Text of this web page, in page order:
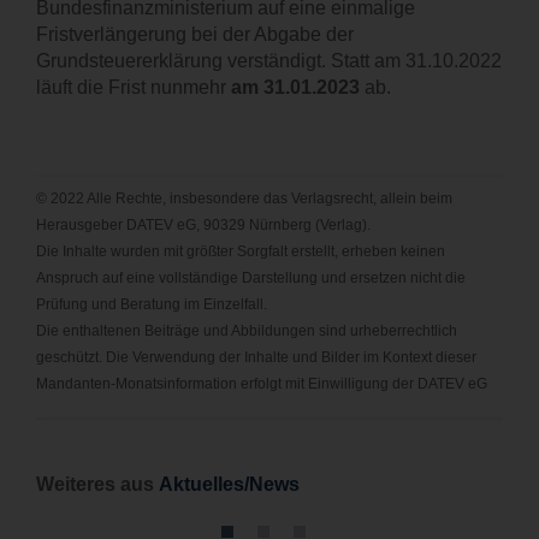
KARRIERE
KONTAKT
Bundesfinanzministerium auf eine einmalige
Fristverlängerung bei der Abgabe der
Grundsteuererklärung verständigt. Statt am 31.10.2022
läuft die Frist nunmehr am 31.01.2023 ab.
© 2022 Alle Rechte, insbesondere das Verlagsrecht, allein beim
Herausgeber DATEV eG, 90329 Nürnberg (Verlag).
Die Inhalte wurden mit größter Sorgfalt erstellt, erheben keinen
Anspruch auf eine vollständige Darstellung und ersetzen nicht die
Prüfung und Beratung im Einzelfall.
Die enthaltenen Beiträge und Abbildungen sind urheberrechtlich
geschützt. Die Verwendung der Inhalte und Bilder im Kontext dieser
Mandanten-Monatsinformation erfolgt mit Einwilligung der DATEV eG
Weiteres aus Aktuelles/News